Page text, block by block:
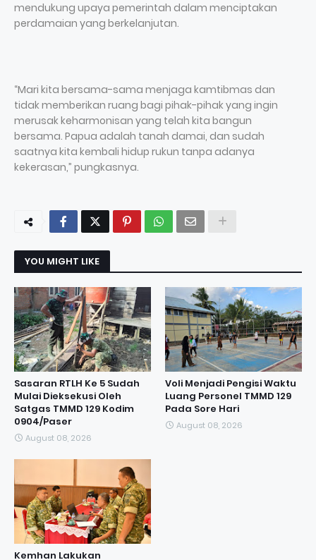
mendukung upaya pemerintah dalam menciptakan
perdamaian yang berkelanjutan.
“Mari kita bersama-sama menjaga kamtibmas dan
tidak memberikan ruang bagi pihak-pihak yang ingin
merusak keharmonisan yang telah kita bangun
bersama. Papua adalah tanah damai, dan sudah
saatnya kita kembali hidup rukun tanpa adanya
kekerasan,” pungkasnya.
YOU MIGHT LIKE
Sasaran RTLH Ke 5 Sudah
Mulai Dieksekusi Oleh
Satgas TMMD 129 Kodim
0904/Paser
August 08, 2026
Voli Menjadi Pengisi Waktu
Luang Personel TMMD 129
Pada Sore Hari
August 08, 2026
Kemhan Lakukan